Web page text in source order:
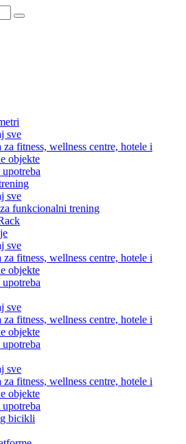
sve
za fitness, wellness centre, hotele i
objekte
sve
funkcionalni trening
sve
za fitness, wellness centre, hotele i
objekte
sve
za fitness, wellness centre, hotele i
objekte
sve
za fitness, wellness centre, hotele i
objekte
bicikli